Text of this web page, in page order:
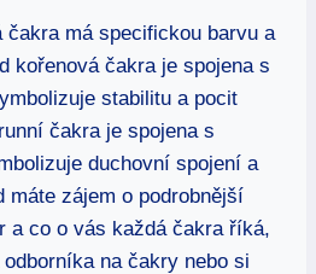
čakra má specifickou barvu a
kořenová čakra je spojena s
stabilitu a pocit
čakra je spojena s
duchovní spojení a
zájem o podrobnější
a co o vás každá čakra říká,
na čakry nebo si